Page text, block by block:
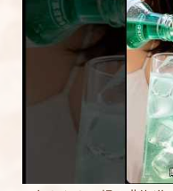
内容をご確認の上
タンから送信くだ